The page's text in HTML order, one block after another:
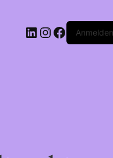
LinkedIn
Instagram
FacebookAnmelden